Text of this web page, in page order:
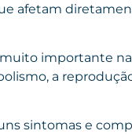
afetam
importante
a
sintomas e